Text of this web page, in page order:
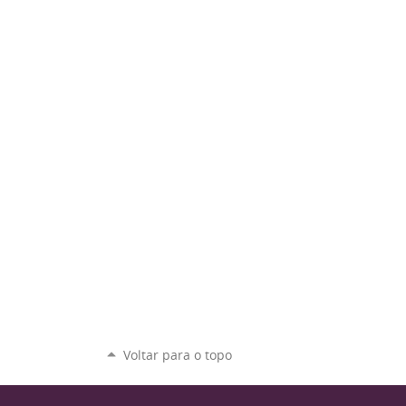
Voltar para o topo